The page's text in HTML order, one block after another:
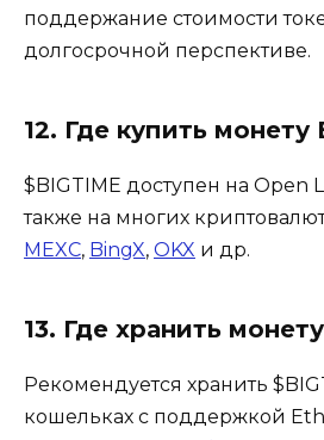
поддержание стоимости
долгосрочной перспективе.
12. Где купить монету
$BIGTIME доступен на Open
также на многих
MEXC, BingX, OKX и др.
13. Где хранить
Рекомендуется хранить
кошельках с поддержкой